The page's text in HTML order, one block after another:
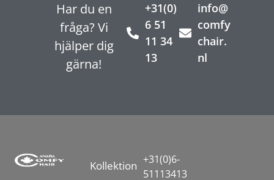
Har du en
fråga? Vi
hjälper dig
gärna!
+31(0)
6 51
11 34
13
info@
comfy
chair.
nl
Kollektion +31(0)6-
51113413